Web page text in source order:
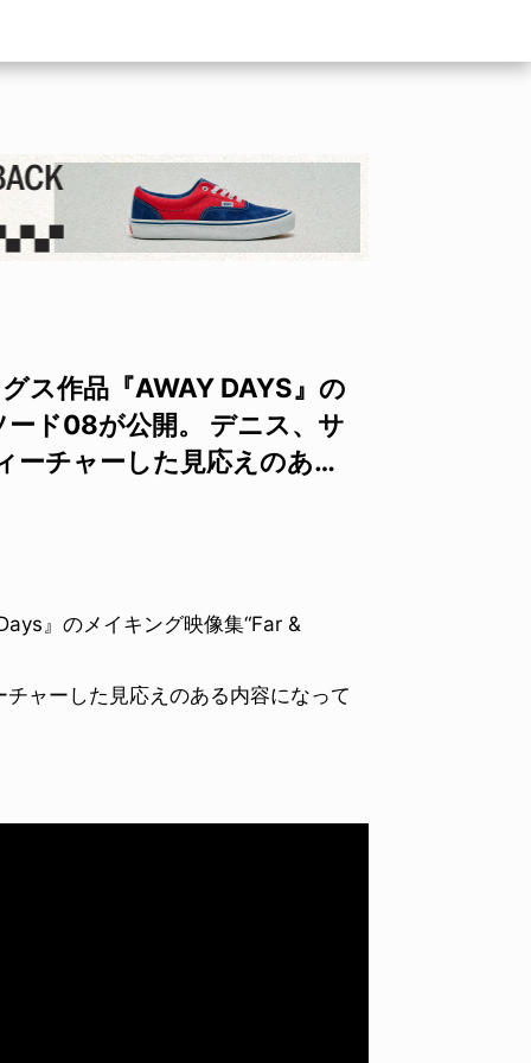
ス作品『AWAY DAYS』の
ード08が公開。 デニス、サ
ーチャーした見応えのあ…
』のメイキング映像集“Far &
ャーした見応えのある内容になって